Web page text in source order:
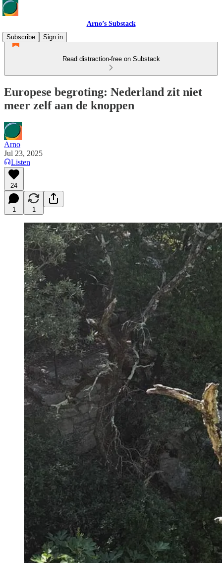
Arno’s Substack
Subscribe
Sign in
Read distraction-free on Substack
Europese begroting: Nederland zit niet
meer zelf aan de knoppen
Arno
Jul 23, 2025
Listen
24
1 1